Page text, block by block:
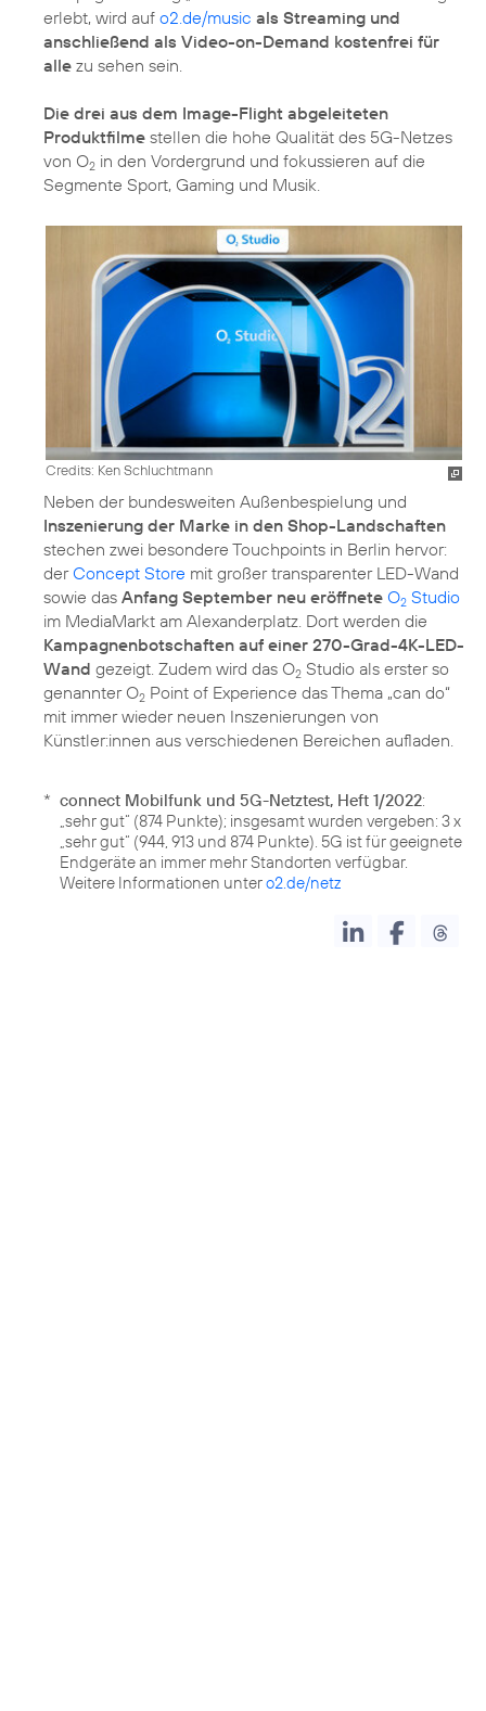
erlebt, wird auf o2.de/music als Streaming und
anschließend als Video-on-Demand kostenfrei für
alle zu sehen sein.
Die drei aus dem Image-Flight abgeleiteten
Produktfilme stellen die hohe Qualität des 5G-Netzes
von O2 in den Vordergrund und fokussieren auf die
Segmente Sport, Gaming und Musik.
Credits: Ken Schluchtmann
Neben der bundesweiten Außenbespielung und
Inszenierung der Marke in den Shop-Landschaften
stechen zwei besondere Touchpoints in Berlin hervor:
derConcept Store mit großer transparenter LED-Wand
sowie das Anfang September neu eröffnete O2 Studio
im MediaMarkt am Alexanderplatz. Dort werden die
Kampagnenbotschaften auf einer 270-Grad-4K-LED-
Wand gezeigt. Zudem wird das O2 Studio als erster so
genannter O2 Point of Experience das Thema „can do“
mit immer wieder neuen Inszenierungen von
Künstler:innen aus verschiedenen Bereichen aufladen.
* connect Mobilfunk und 5G-Netztest, Heft 1/2022:
„sehr gut“ (874 Punkte); insgesamt wurden vergeben: 3 x
„sehr gut“ (944, 913 und 874 Punkte). 5G ist für geeignete
Endgeräte an immer mehr Standorten verfügbar.
Weitere Informationen untero2.de/netz